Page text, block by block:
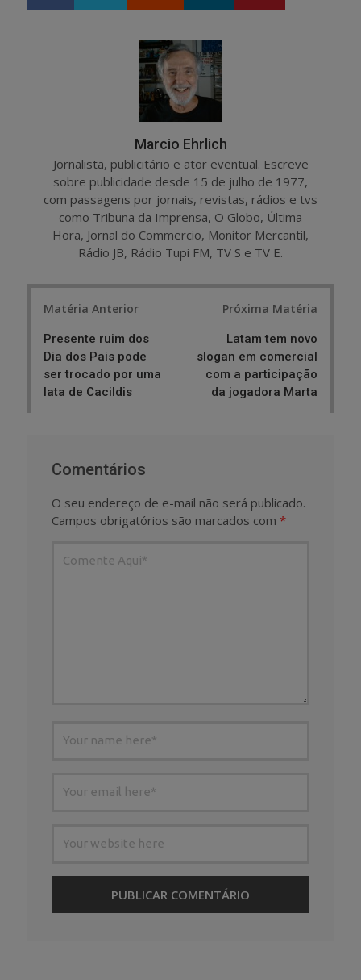
Marcio Ehrlich
Jornalista, publicitário e ator eventual. Escreve
sobre publicidade desde 15 de julho de 1977,
com passagens por jornais, revistas, rádios e tvs
como Tribuna da Imprensa, O Globo, Última
Hora, Jornal do Commercio, Monitor Mercantil,
Rádio JB, Rádio Tupi FM, TV S e TV E.
Matéria Anterior
Presente ruim dos
Dia dos Pais pode
ser trocado por uma
lata de Cacildis
Próxima Matéria
Latam tem novo
slogan em comercial
com a participação
da jogadora Marta
Comentários
O seu endereço de e-mail não será publicado.
Campos obrigatórios são marcados com *